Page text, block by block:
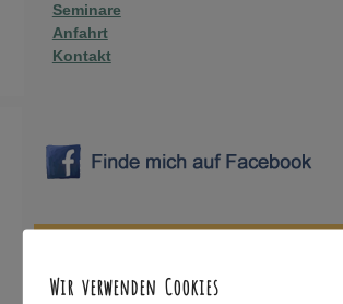
Seminare
Anfahrt
Kontakt
Wir verwenden Cookies